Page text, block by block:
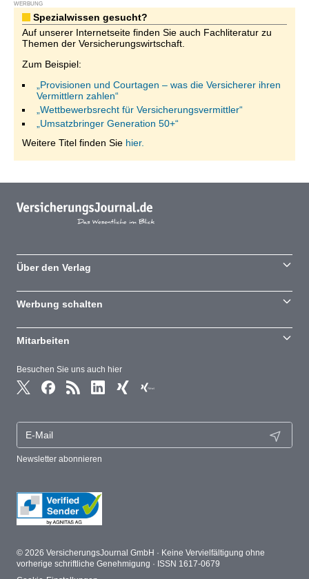
WERBUNG
Spezialwissen gesucht?
Auf unserer Internetseite finden Sie auch Fachliteratur zu
Themen der Versicherungswirtschaft.
Zum Beispiel:
„Provisionen und Courtagen – was die Versicherer ihren
Vermittlern zahlen“
„Wettbewerbsrecht für Versicherungsvermittler“
„Umsatzbringer Generation 50+“
Weitere Titel finden Sie hier.
Besuchen Sie uns auch hier
Newsletter abonnieren
Über den Verlag
Werbung schalten
Mitarbeiten
© 2026 VersicherungsJournal GmbH · Keine Vervielfältigung ohne
vorherige schriftliche Genehmigung · ISSN 1617-0679